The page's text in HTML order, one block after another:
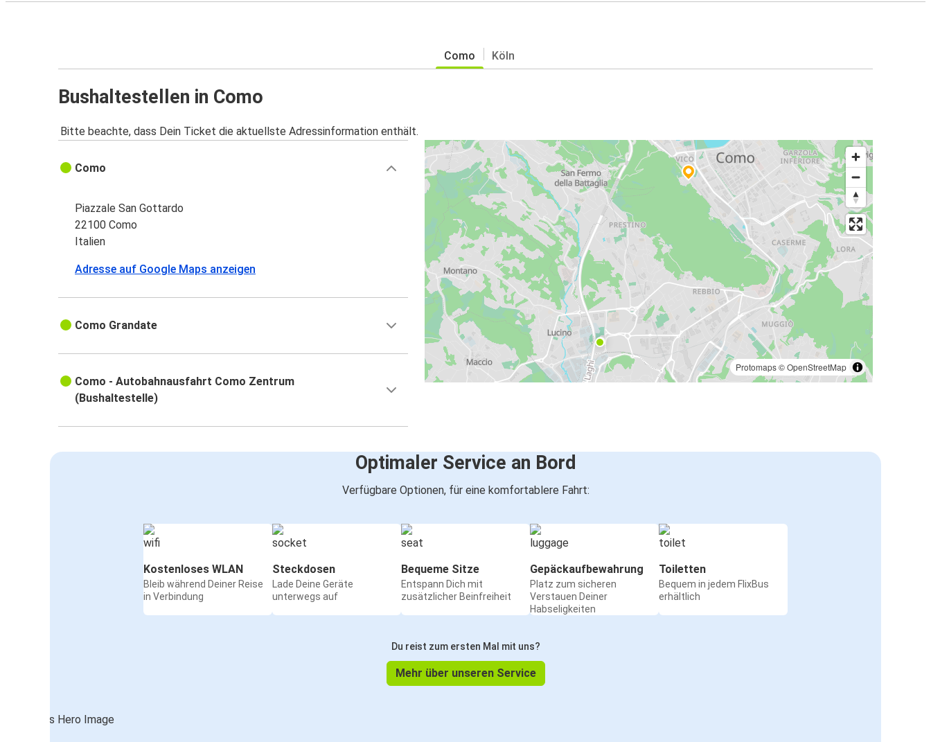
Como Köln
Bushaltestellen in Como
Bitte beachte, dass Dein Ticket die aktuellste Adressinformation enthält.
Protomaps©OpenStreetMap
Como
Piazzale San Gottardo
22100 Como
Italien
Adresse auf Google Maps anzeigen
Como Grandate
Como - Autobahnausfahrt Como Zentrum
(Bushaltestelle)
Optimaler Service an Bord
Verfügbare Optionen, für eine komfortablere Fahrt:
Kostenloses WLAN
Bleib während Deiner Reise
in Verbindung
Steckdosen
Lade Deine Geräte
unterwegs auf
Bequeme Sitze
Entspann Dich mit
zusätzlicher Beinfreiheit
Gepäckaufbewahrung
Platz zum sicheren
Verstauen Deiner
Habseligkeiten
Toiletten
Bequem in jedem FlixBus
erhältlich
Du reist zum ersten Mal mit uns?
Mehr über unseren Service